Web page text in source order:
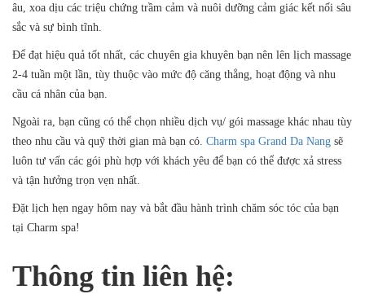
âu, xoa dịu các triệu chứng trầm cảm và nuôi dưỡng cảm giác kết nối sâu
sắc và sự bình tĩnh.
Để đạt hiệu quả tốt nhất, các chuyên gia khuyên bạn nên lên lịch massage
2-4 tuần một lần, tùy thuộc vào mức độ căng thẳng, hoạt động và nhu
cầu cá nhân của bạn.
Ngoài ra, bạn cũng có thể chọn nhiều dịch vụ/ gói massage khác nhau tùy
theo nhu cầu và quỹ thời gian mà bạn có. Charm spa Grand Da Nang sẽ
luôn tư vấn các gói phù hợp với khách yêu để bạn có thể được xả stress
và tận hưởng trọn vẹn nhất.
Đặt lịch hẹn ngay hôm nay và bắt đầu hành trình chăm sóc tóc của bạn
tại Charm spa!
Thông tin liên hệ: